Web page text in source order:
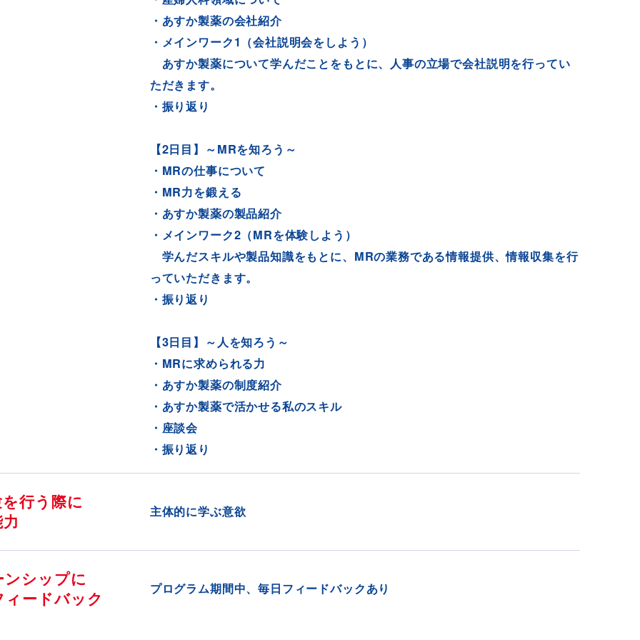
・あすか製薬の会社紹介
・メインワーク1（会社説明会をしよう）
あすか製薬について学んだことをもとに、 人事の立場で会社説明を行ってい
ただきます。
・振り返り
【2日目】～MRを知ろう～
・MRの仕事について
・MR力を鍛える
・あすか製薬の製品紹介
・メインワーク2（MRを体験しよう）
学んだスキルや製品知識をもとに、 MRの業務である情報提供、情報収集を行
っていただきます。
・振り返り
【3日目】～人を知ろう～
・MRに求められる力
・あすか製薬の制度紹介
・あすか製薬で活かせる私のスキル
・座談会
・振り返り
行う際に
主体的に学ぶ意欲
シップに
ードバック
プログラム期間中、毎日フィードバックあり